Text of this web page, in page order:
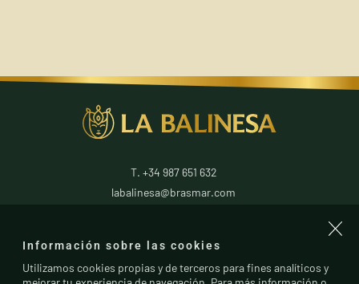
T. +34 987 651 632
labalinesa@brasmar.com
León (España)
Información sobre las cookies
Utilizamos cookies propias y de terceros para fines analíticos y